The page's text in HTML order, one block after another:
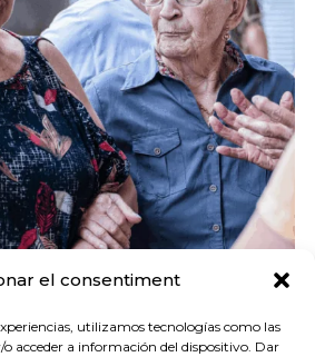
el consentiment
utilizamos tecnologías como las
acceder a información del dispositivo. Dar